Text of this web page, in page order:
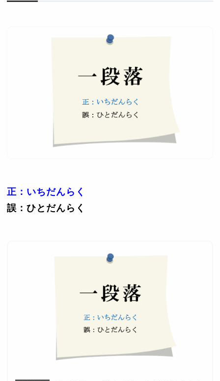
正：いちだんらく
誤：ひとだんらく